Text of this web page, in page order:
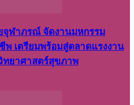
จุฬาภรณ์ จัดงานมหกรรม
พ เตรียมพร้อมสู่ตลาดแรงงาน
ทยาศาสตร์สุขภาพ